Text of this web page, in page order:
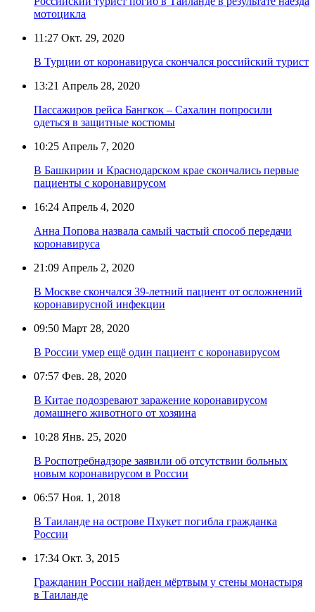
мотоцикла
11:27 Окт. 29, 2020
В Турции от коронавируса скончался российский турист
13:21 Апрель 28, 2020
Пассажиров рейса Бангкок – Сахалин попросили
одеться в защитные костюмы
10:25 Апрель 7, 2020
В Башкирии и Краснодарском крае скончались первые
пациенты с коронавирусом
16:24 Апрель 4, 2020
Анна Попова назвала самый частый способ передачи
коронавируса
21:09 Апрель 2, 2020
В Москве скончался 39-летний пациент от осложнений
коронавирусной инфекции
09:50 Март 28, 2020
В России умер ещё один пациент с коронавирусом
07:57 Фев. 28, 2020
В Китае подозревают заражение коронавирусом
домашнего животного от хозяина
10:28 Янв. 25, 2020
В Роспотребнадзоре заявили об отсутствии больных
новым коронавирусом в России
06:57 Ноя. 1, 2018
В Таиланде на острове Пхукет погибла гражданка
России
17:34 Окт. 3, 2015
Гражданин России найден мёртвым у стены монастыря
в Таиланде